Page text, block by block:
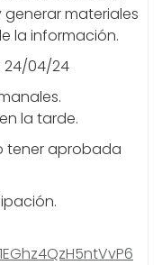
materiales
la información.
24/04/24
la tarde.
tener aprobada